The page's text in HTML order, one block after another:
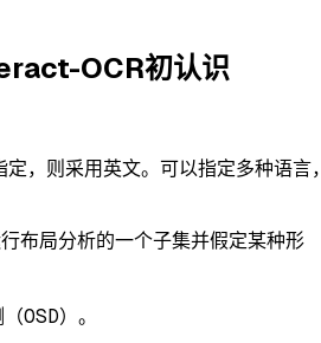
OCR初认识
布局分析的一个子集并假定某种形
OSD）。